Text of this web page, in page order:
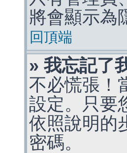
將會顯示為
回頂端
» 我忘記了
不必慌張！
設定。只要
依照說明的
密碼。